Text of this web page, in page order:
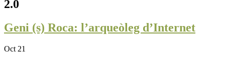
2.0
Geni (s) Roca: l’arqueòleg d’Internet
Oct 21